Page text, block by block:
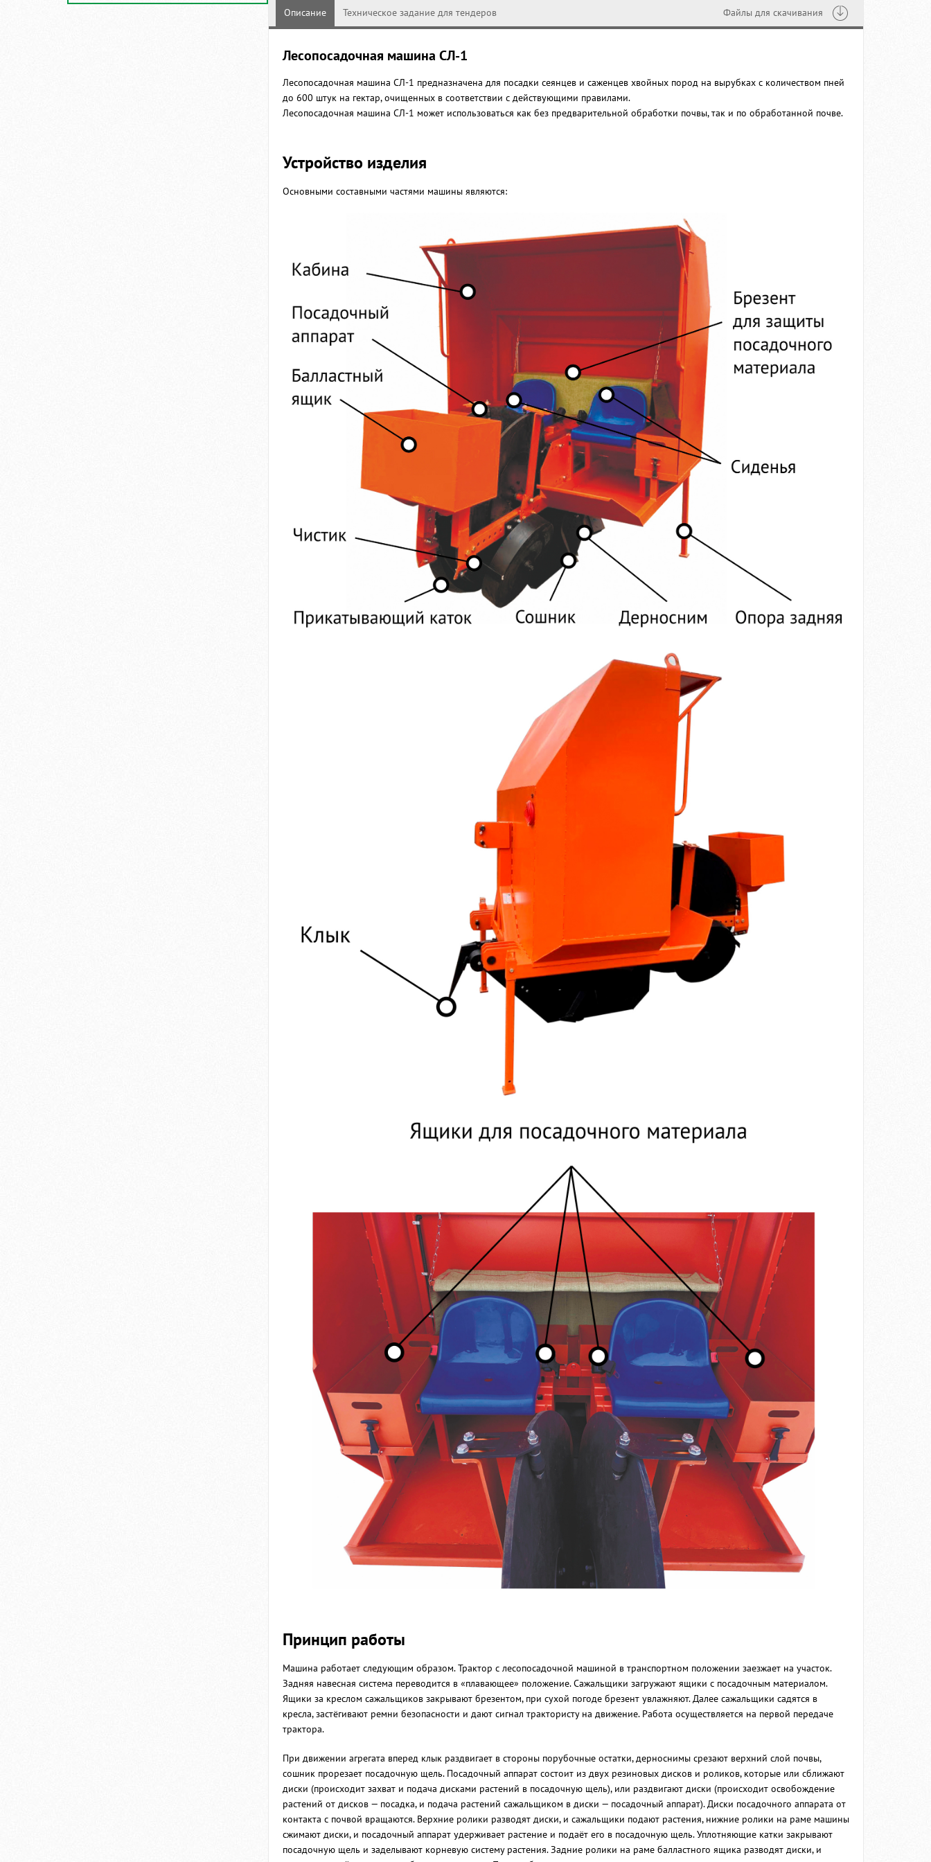
Описание Техническое задание для тендеров Файлы для скачивания
Лесопосадочная машина СЛ-1
Лесопосадочная машина СЛ-1 предназначена для посадки сеянцев и саженцев хвойных пород на вырубках с количеством пней
до 600 штук на гектар, очищенных в соответствии с действующими правилами.
Лесопосадочная машина СЛ-1 может использоваться как без предварительной обработки почвы, так и по обработанной почве.
Устройство изделия
Основными составными частями машины являются:
Принцип работы
Машина работает следующим образом. Трактор с лесопосадочной машиной в транспортном положении заезжает на участок.
Задняя навесная система переводится в «плавающее» положение. Сажальщики загружают ящики с посадочным материалом.
Ящики за креслом сажальщиков закрывают брезентом, при сухой погоде брезент увлажняют. Далее сажальщики садятся в
кресла, застёгивают ремни безопасности и дают сигнал трактористу на движение. Работа осуществляется на первой передаче
трактора.
При движении агрегата вперед клык раздвигает в стороны порубочные остатки, дерноснимы срезают верхний слой почвы,
сошник прорезает посадочную щель. Посадочный аппарат состоит из двух резиновых дисков и роликов, которые или сближают
диски (происходит захват и подача дисками растений в посадочную щель), или раздвигают диски (происходит освобождение
растений от дисков — посадка, и подача растений сажальщиком в диски — посадочный аппарат). Диски посадочного аппарата от
контакта с почвой вращаются. Верхние ролики разводят диски, и сажальщики подают растения, нижние ролики на раме машины
сжимают диски, и посадочный аппарат удерживает растение и подаёт его в посадочную щель. Уплотняющие катки закрывают
посадочную щель и заделывают корневую систему растения. Задние ролики на раме балластного ящика разводят диски, и